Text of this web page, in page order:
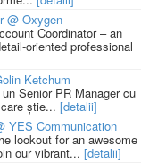
@ Oxygen
Coordinator – an
oriented professional
Ketchum
Senior PR Manager cu
știe... [detalii]
YES Communication
lookout for an awesome
our vibrant... [detalii]